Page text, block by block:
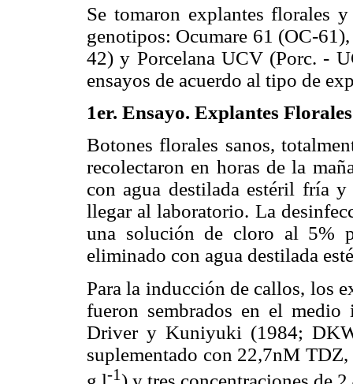
Se tomaron explantes florales
genotipos: Ocumare 61 (OC-
42) y Porcelana UCV (Porc. -
ensayos de acuerdo al tipo de
1er. Ensayo. Explantes Florales
Botones florales sanos,
recolectaron en horas de la
con agua destilada estéril fría
llegar al laboratorio. La
una solución de cloro al 5%
eliminado con agua destilada
Para la inducción de callos, los
fueron sembrados en el
Driver y Kuniyuki (1984;
suplementado con 22,7nM
-1